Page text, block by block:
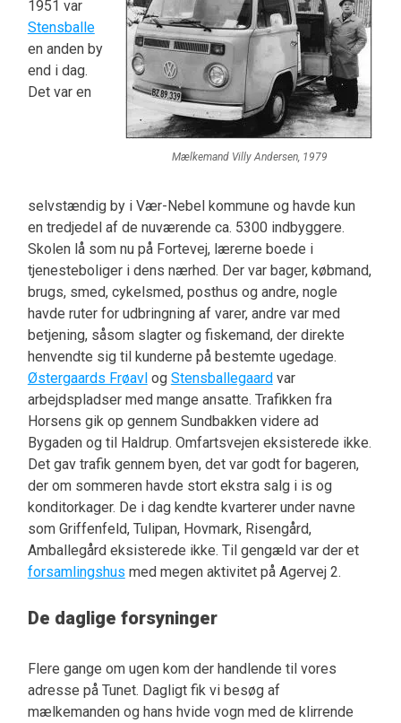
Mælkemand Villy Andersen, 1979
1951 var
Stensballe
en anden by
end i dag.
Det var en
selvstændig by i Vær-Nebel kommune og havde kun
en tredjedel af de nuværende ca. 5300 indbyggere.
Skolen lå som nu på Fortevej, lærerne boede i
tjenesteboliger i dens nærhed. Der var bager, købmand,
brugs, smed, cykelsmed, posthus og andre, nogle
havde ruter for udbringning af varer, andre var med
betjening, såsom slagter og fiskemand, der direkte
henvendte sig til kunderne på bestemte ugedage.
Østergaards Frøavlog Stensballegaardvar
arbejdspladser med mange ansatte. Trafikken fra
Horsens gik op gennem Sundbakken videre ad
Bygaden og til Haldrup. Omfartsvejen eksisterede ikke.
Det gav trafik gennem byen, det var godt for bageren,
der om sommeren havde stort ekstra salg i is og
konditorkager. De i dag kendte kvarterer under navne
som Griffenfeld, Tulipan, Hovmark, Risengård,
Amballegård eksisterede ikke. Til gengæld var der et
forsamlingshus med megen aktivitet på Agervej 2.
De daglige forsyninger
Flere gange om ugen kom der handlende til vores
adresse på Tunet. Dagligt fik vi besøg af
mælkemanden og hans hvide vogn med de klirrende